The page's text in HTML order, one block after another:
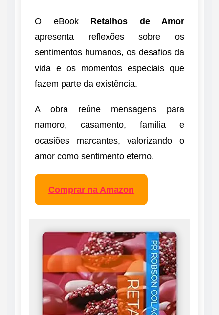
O eBook Retalhos de Amor
apresenta reflexões sobre os
sentimentos humanos, os desafios da
vida e os momentos especiais que
fazem parte da existência.
A obra reúne mensagens para
namoro, casamento, família e
ocasiões marcantes, valorizando o
amor como sentimento eterno.
Comprar na Amazon